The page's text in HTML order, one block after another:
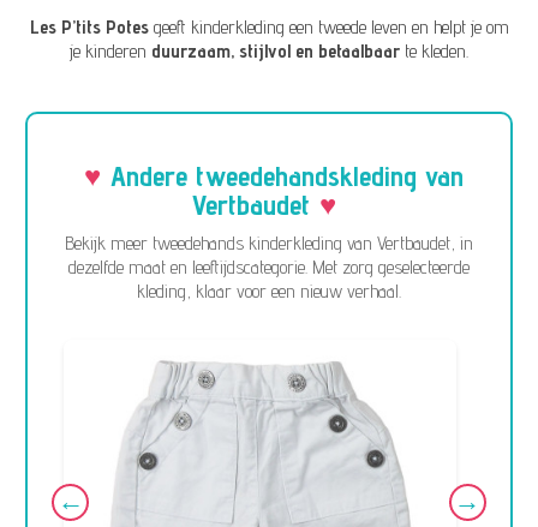
Les P’tits Potesgeeft kinderkleding een tweede leven en helpt je om
je kinderen duurzaam, stijlvol en betaalbaar te kleden.
Andere tweedehandskleding van
Vertbaudet
Bekijk meer tweedehands kinderkleding van Vertbaudet, in
dezelfde maat en leeftijdscategorie. Met zorg geselecteerde
kleding, klaar voor een nieuw verhaal.